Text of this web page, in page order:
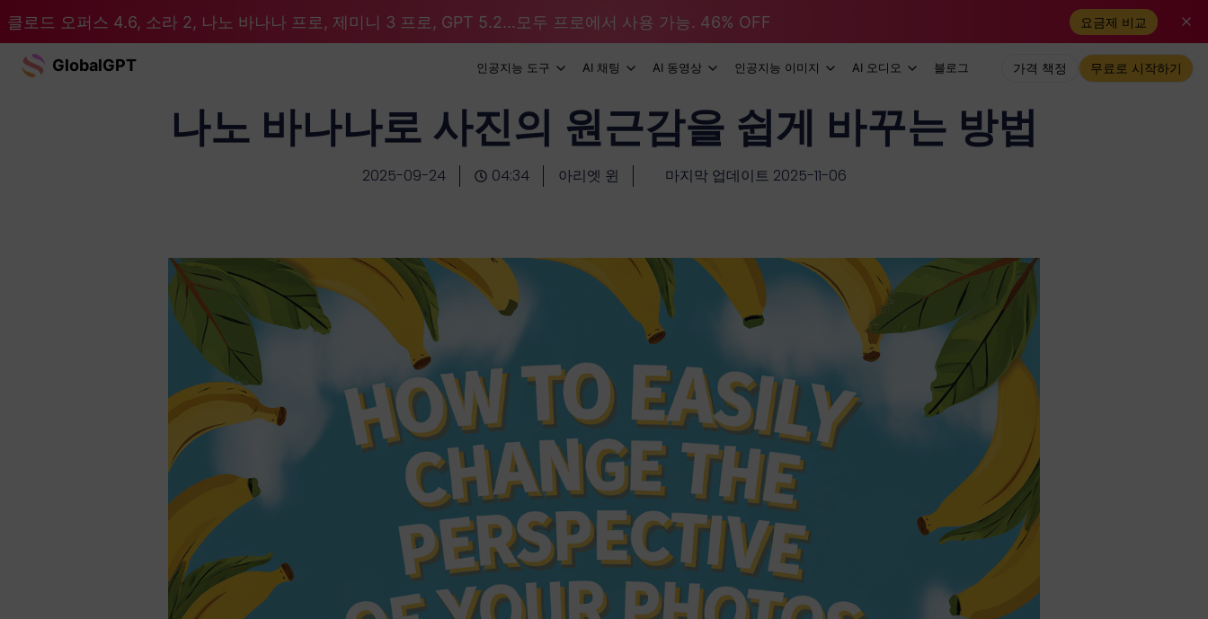
클로드 오퍼스 4.6, 소라 2, 나노 바나나 프로, 제미니 3 프로, GPT 5.2...모두 프로에서 사용 가능. 46% OFF 요금제 비교
GlobalGPT 인공지능 도구 AI 채팅 AI 동영상 인공지능 이미지 AI 오디오 블로그 가격 책정 무료로 시작하기
나노 바나나로 사진의 원근감을 쉽게 바꾸는 방법
2025-09-24 04:34 아리엣 윈 마지막 업데이트 2025-11-06